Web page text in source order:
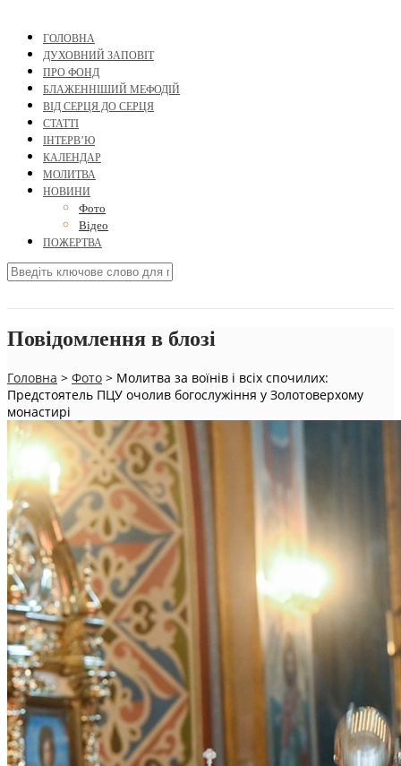
ГОЛОВНА
ДУХОВНИЙ ЗАПОВІТ
ПРО ФОНД
БЛАЖЕННІШИЙ МЕФОДІЙ
ВІД СЕРЦЯ ДО СЕРЦЯ
СТАТТІ
ІНТЕРВ’Ю
КАЛЕНДАР
МОЛИТВА
НОВИНИ
Фото
Відео
ПОЖЕРТВА
Повідомлення в блозі
Головна > Фото > Молитва за воїнів і всіх спочилих:
Предстоятель ПЦУ очолив богослужіння у Золотоверхому
монастирі